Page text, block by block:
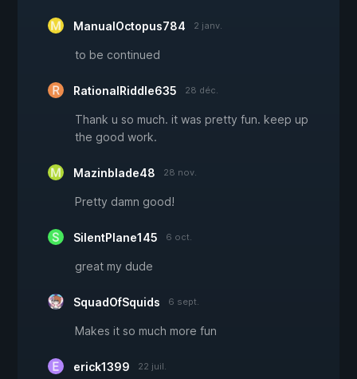
ManualOctopus784 2 janv.
to be continued
RationalRiddle635 28 déc.
Thank u so much. it was pretty fun. keep up
the good work.
Mazinblade48 28 nov.
Pretty damn good!
SilentPlane145 6 oct.
great my dude
SquadOfSquids 6 sept.
Makes it so much more fun
erick1399 22 juil.